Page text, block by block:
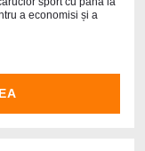
a economisi și a